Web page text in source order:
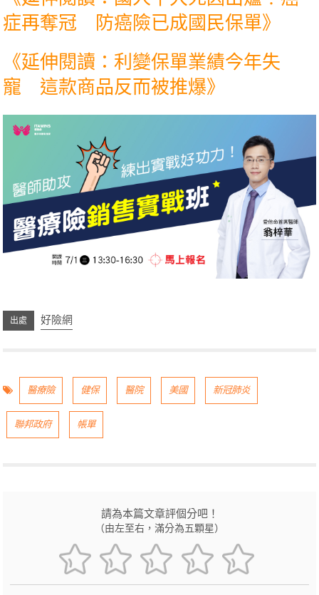
症再奪冠 防癌險已成國民保單》
《延伸閱讀：利變保單業績今年失
寵 這款商品反而被推爆》
好險網
醫療險 健保 醫院 美國 新冠肺炎
聯邦政府 帳單
請為本篇文章評個分吧！
（由左至右，滿分為五顆星）